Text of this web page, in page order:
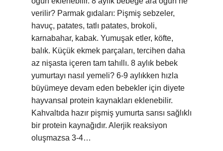
verilir? Parmak gıdaları: Pişmiş sebzeler,
havuç, patates, tatlı patates, brokoli,
karnabahar, kabak. Yumuşak etler, köfte,
balık. Küçük ekmek parçaları, tercihen daha
az nişasta içeren tam tahıllı. 8 aylık bebek
yumurtayı nasıl yemeli? 6-9 aylıkken hızla
büyümeye devam eden bebekler için diyete
hayvansal protein kaynakları eklenebilir.
Kahvaltıda hazır pişmiş yumurta sarısı sağlıklı
bir protein kaynağıdır. Alerjik reaksiyon
oluşmazsa 3-4…